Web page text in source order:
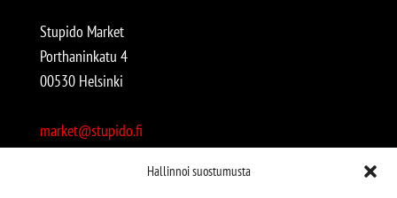
Hallinnoi suostumusta
Stupido Market
Porthaninkatu 4
00530 Helsinki
market@stupido.fi